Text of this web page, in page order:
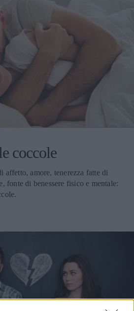
coccole
affetto, amore, tenerezza fatte di
fonte di benessere fisico e mentale: